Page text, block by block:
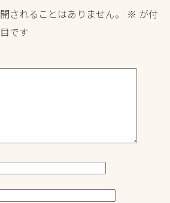
されることはありません。 ※ が付
です